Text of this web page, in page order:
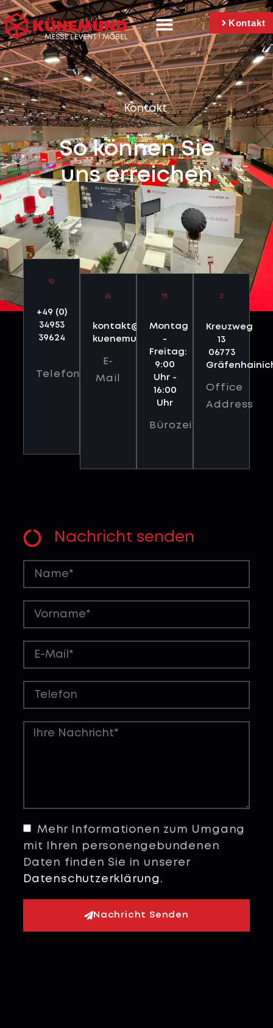
Kontakt
Kontakt
So können Sie
uns erreichen
+49 (0)
34953
39624
Telefon
kontakt@messe-
kuenemund.de
E-
Mail
Montag
-
Freitag:
9:00
Uhr -
16:00
Uhr
Bürozeiten
Kreuzweg
13
06773
Office
Address
Nachricht senden
Mehr Informationen zum Umgang
mit Ihren personengebundenen
Daten finden Sie in unserer
Datenschutzerklärung.
Nachricht Senden